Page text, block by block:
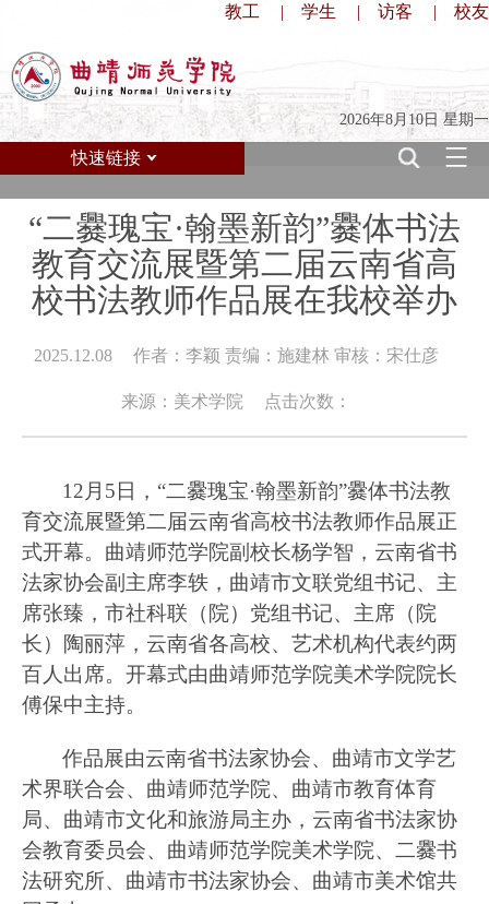
教工 | 学生 | 访客 | 校友
2026年8月10日 星期一
快速链接
“二爨瑰宝·翰墨新韵”爨体书法
教育交流展暨第二届云南省高
校书法教师作品展在我校举办
2025.12.08 作者：李颖 责编：施建林 审核：宋仕彦
来源：美术学院 点击次数：
12月5日，“二爨瑰宝·翰墨新韵”爨体书法教
育交流展暨第二届云南省高校书法教师作品展正
式开幕。 曲靖师范学院副校长杨学智， 云南省书
法家协会副主席李轶，曲靖市文联党组书记、主
席张臻，市社科联（院）党组书记、主席（院
长）陶丽萍，云南省各高校、艺术机构代表约两
百人出席。开幕式由曲靖师范学院美术学院院长
傅保中主持。
作品展由云南省书法家协会、曲靖市文学艺
术界联合会、曲靖师范学院、曲靖市教育体育
局、曲靖市文化和旅游局主办，云南省书法家协
会教育委员会、曲靖师范学院美术学院、二爨书
法研究所、曲靖市书法家协会、曲靖市美术馆共